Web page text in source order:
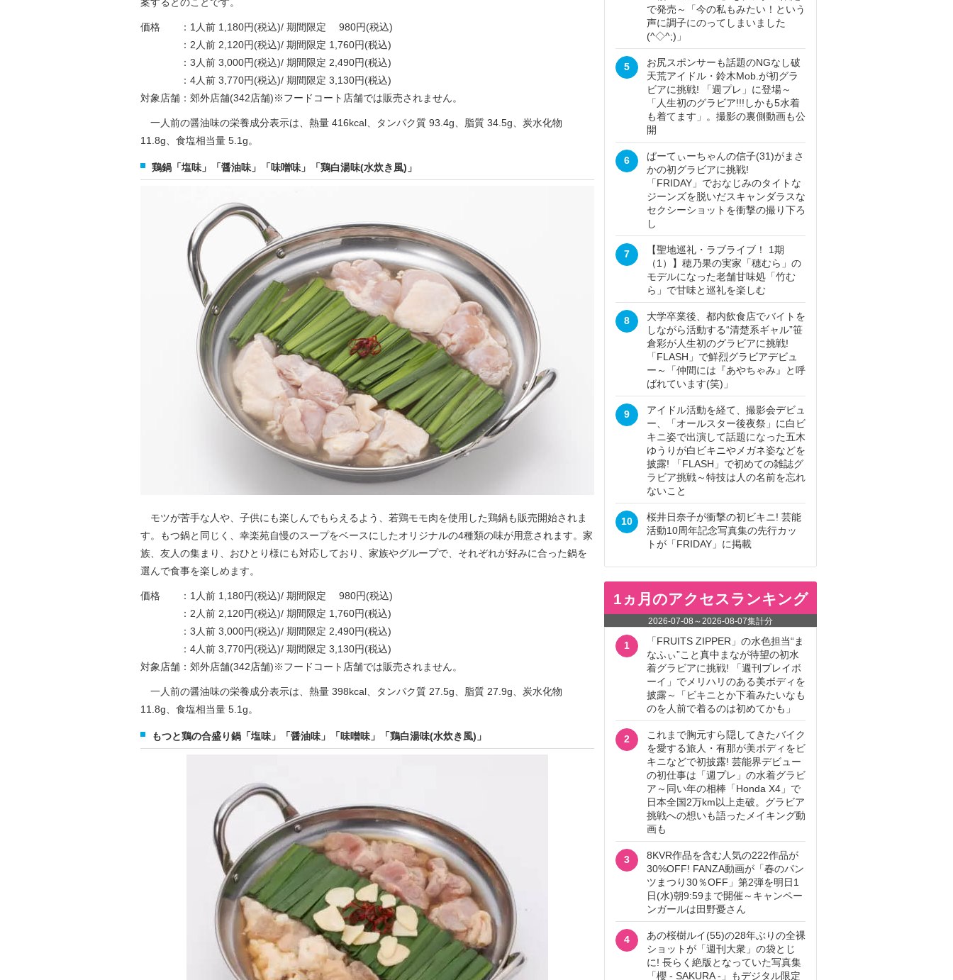
価格 ：1人前 1,180円(税込)/ 期間限定 980円(税込)
：2人前 2,120円(税込)/ 期間限定 1,760円(税込)
：3人前 3,000円(税込)/ 期間限定 2,490円(税込)
：4人前 3,770円(税込)/ 期間限定 3,130円(税込)
対象店舗：郊外店舗(342店舗)※フードコート店舗では販売されません。
一人前の醤油味の栄養成分表示は、熱量 416kcal、タンパク質 93.4g、脂質 34.5g、炭水化物
11.8g、食塩相当量 5.1g。
鶏鍋「塩味」「醤油味」「味噌味」「鶏白湯味(水炊き風)」
モツが苦手な人や、子供にも楽しんでもらえるよう、若鶏モモ肉を使用した鶏鍋も販売開始されま
す。もつ鍋と同じく、幸楽苑自慢のスープをベースにしたオリジナルの4種類の味が用意されます。家
族、友人の集まり、おひとり様にも対応しており、家族やグループで、それぞれが好みに合った鍋を
選んで食事を楽しめます。
価格 ：1人前 1,180円(税込)/ 期間限定 980円(税込)
：2人前 2,120円(税込)/ 期間限定 1,760円(税込)
：3人前 3,000円(税込)/ 期間限定 2,490円(税込)
：4人前 3,770円(税込)/ 期間限定 3,130円(税込)
対象店舗：郊外店舗(342店舗)※フードコート店舗では販売されません。
一人前の醤油味の栄養成分表示は、熱量 398kcal、タンパク質 27.5g、脂質 27.9g、炭水化物
11.8g、食塩相当量 5.1g。
もつと鶏の合盛り鍋「塩味」「醤油味」「味噌味」「鶏白湯味(水炊き風)」
で発売～「今の私もみたい！という
声に調子にのってしまいました
(^◇^;)」
5
お尻スポンサーも話題のNGなし破
天荒アイドル・鈴木Mob.が初グラ
ビアに挑戦! 「週プレ」に登場～
「人生初のグラビア!!!しかも5水着
も着てます」。撮影の裏側動画も公
開
6
ぱーてぃーちゃんの信子(31)がまさ
かの初グラビアに挑戦!
「FRIDAY」でおなじみのタイトな
ジーンズを脱いだスキャンダラスな
セクシーショットを衝撃の撮り下ろ
し
7
【聖地巡礼・ラブライブ！ 1期
（1）】穂乃果の実家「穂むら」の
モデルになった老舗甘味処「竹む
ら」で甘味と巡礼を楽しむ
8
大学卒業後、都内飲食店でバイトを
しながら活動する“清楚系ギャル”笹
倉彩が人生初のグラビアに挑戦!
「FLASH」で鮮烈グラビアデビュ
ー～「仲間には『あやちゃみ』と呼
ばれています(笑)」
9
アイドル活動を経て、撮影会デビュ
ー、「オールスター後夜祭」に白ビ
キニ姿で出演して話題になった五木
ゆうりが白ビキニやメガネ姿などを
披露! 「FLASH」で初めての雑誌グ
ラビア挑戦～特技は人の名前を忘れ
ないこと
10
桜井日奈子が衝撃の初ビキニ! 芸能
活動10周年記念写真集の先行カッ
トが「FRIDAY」に掲載
1ヵ月のアクセスランキング
2026-07-08 ～2026-08-07集計分
1
「FRUITS ZIPPER」の水色担当“ま
なふぃ”こと真中まなが待望の初水
着グラビアに挑戦! 「週刊プレイボ
ーイ」でメリハリのある美ボディを
披露～「ビキニとか下着みたいなも
のを人前で着るのは初めてかも」
2
これまで胸元すら隠してきたバイク
を愛する旅人・有那が美ボディをビ
キニなどで初披露! 芸能界デビュー
の初仕事は「週プレ」の水着グラビ
ア～同い年の相棒「Honda X4」で
日本全国2万km以上走破。グラビア
挑戦への想いも語ったメイキング動
画も
3
8KVR作品を含む人気の222作品が
30%OFF! FANZA動画が「春のパン
ツまつり30％OFF」第2弾を明日1
日(水)朝9:59まで開催～キャンペー
ンガールは田野憂さん
4
あの桜樹ルイ(55)の28年ぶりの全裸
ショットが「週刊大衆」の袋とじ
に! 長らく絶版となっていた写真集
「櫻 - SAKURA -」もデジタル限定